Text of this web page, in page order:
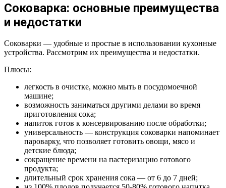
Соковарка: основные преимущества
и недостатки
Соковарки — удобные и простые в использовании кухонные
устройства. Рассмотрим их преимущества и недостатки.
Плюсы:
легкость в очистке, можно мыть в посудомоечной
машине;
возможность заниматься другими делами во время
приготовления сока;
напиток готов к консервированию после обработки;
универсальность — конструкция соковарки напоминает
пароварку, что позволяет готовить овощи, мясо и
детские блюда;
сокращение времени на пастеризацию готового
продукта;
длительный срок хранения сока — от 6 до 7 дней;